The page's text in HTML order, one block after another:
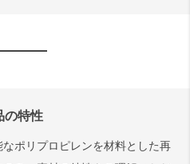
の特性
ポリプロピレンを材料とした再